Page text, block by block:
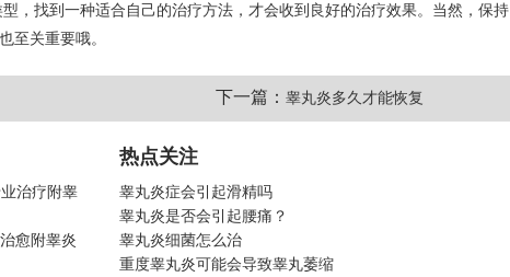
，找到一种适合自己的治疗方法，才会收到良好的治疗效果。当然，保持
至关重要哦。
下一篇： 睾丸炎多久才能恢复
业治疗附睾
愈附睾炎
热点关注
睾丸炎症会引起滑精吗
睾丸炎是否会引起腰痛？
睾丸炎细菌怎么治
重度睾丸炎可能会导致睾丸萎缩